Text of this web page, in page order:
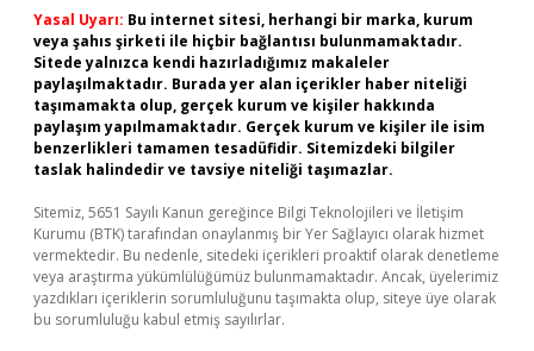
Yasal Uyarı: Bu internet sitesi, herhangi bir marka, kurum
veya şahıs şirketi ile hiçbir bağlantısı bulunmamaktadır.
Sitede yalnızca kendi hazırladığımız makaleler
paylaşılmaktadır. Burada yer alan içerikler haber niteliği
taşımamakta olup, gerçek kurum ve kişiler hakkında
paylaşım yapılmamaktadır. Gerçek kurum ve kişiler ile isim
benzerlikleri tamamen tesadüfidir. Sitemizdeki bilgiler
taslak halindedir ve tavsiye niteliği taşımazlar.
Sitemiz, 5651 Sayılı Kanun gereğince Bilgi Teknolojileri ve İletişim
Kurumu (BTK) tarafından onaylanmış bir Yer Sağlayıcı olarak hizmet
vermektedir. Bu nedenle, sitedeki içerikleri proaktif olarak denetleme
veya araştırma yükümlülüğümüz bulunmamaktadır. Ancak, üyelerimiz
yazdıkları içeriklerin sorumluluğunu taşımakta olup, siteye üye olarak
bu sorumluluğu kabul etmiş sayılırlar.